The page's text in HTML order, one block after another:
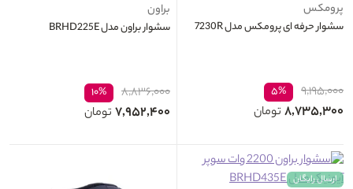
پرومکس
سشوار حرفه ای پرومکس مدل 7230R
۹,۱۹۵,۰۰۰ ۵%
۸,۷۳۵,۳۰۰ تومان
براون
سشوار براون مدل BRHD225E
۸,۸۳۶,۰۰۰ ۱۰%
۷,۹۵۲,۴۰۰ تومان
ارسال رایگان